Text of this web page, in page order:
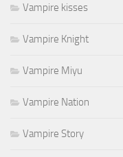
Vampire kisses
Vampire Knight
Vampire Miyu
Vampire Nation
Vampire Story